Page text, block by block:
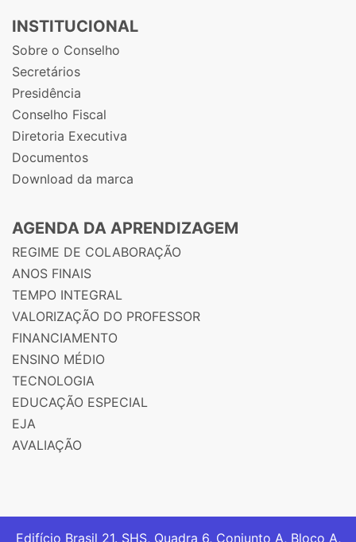
INSTITUCIONAL
Sobre o Conselho
Secretários
Presidência
Conselho Fiscal
Diretoria Executiva
Documentos
Download da marca
AGENDA DA APRENDIZAGEM
REGIME DE COLABORAÇÃO
ANOS FINAIS
TEMPO INTEGRAL
VALORIZAÇÃO DO PROFESSOR
FINANCIAMENTO
ENSINO MÉDIO
TECNOLOGIA
EDUCAÇÃO ESPECIAL
EJA
AVALIAÇÃO
Edifício Brasil 21. SHS, Quadra 6, Conjunto A, Bloco A,